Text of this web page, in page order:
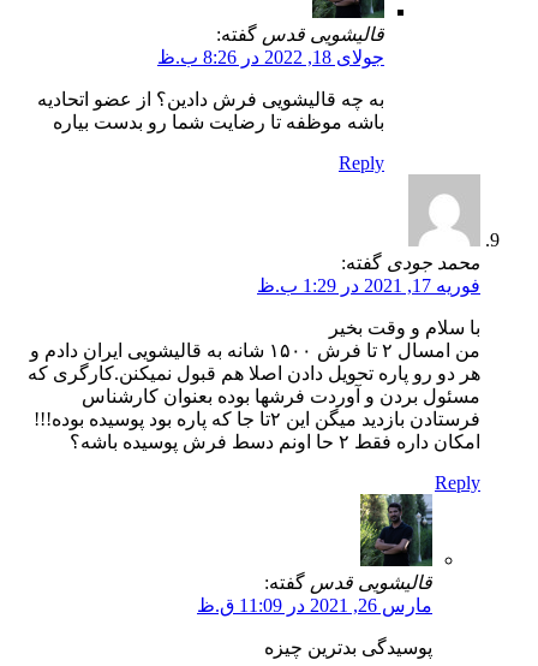
قالیشویی قدس گفته:
جولای 18, 2022 در 8:26 ب.ظ
به چه قالیشویی فرش دادین؟ از عضو اتحادیه
باشه موظفه تا رضایت شما رو بدست بیاره
Reply
محمد جودی گفته:
فوریه 17, 2021 در 1:29 ب.ظ
با سلام و وقت بخیر
من امسال ۲ تا فرش ۱۵۰۰ شانه به قالیشویی ایران دادم و
هر دو رو پاره تحویل دادن اصلا هم قبول نمیکنن.کارگری که
مسئول بردن و آوردت فرشها بوده بعنوان کارشناس
فرستادن بازدید میگن این ۲تا جا که پاره بود پوسیده بوده!!!
امکان داره فقط ۲ حا اونم دسط فرش پوسیده باشه؟
Reply
قالیشویی قدس گفته:
مارس 26, 2021 در 11:09 ق.ظ
پوسیدگی بدترین چیزه